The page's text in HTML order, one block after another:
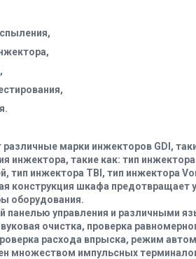
марки инжекторов GDI,
инжектора, такие как: тип
тип инжектора TBI, тип инжектора
конструкция шкафа предотвращает
оборудования.
панелью управления и различными
очистка, проверка
расхода впрыска, режим
множеством импульсных